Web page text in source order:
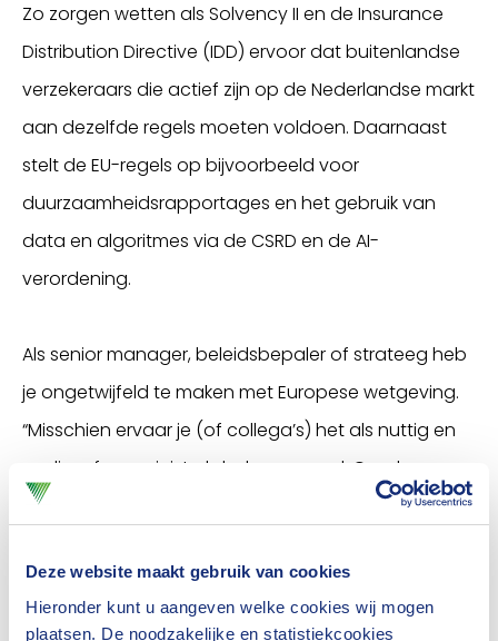
Deze website maakt gebruik van cookies
Hieronder kunt u aangeven welke cookies wij mogen
plaatsen. De noodzakelijke en statistiekcookies
Zo zorgen wetten als Solvency II en de Insurance
Distribution Directive (IDD) ervoor dat buitenlandse
verzekeraars die actief zijn op de Nederlandse markt
aan dezelfde regels moeten voldoen. Daarnaast
stelt de EU-regels op bijvoorbeeld voor
duurzaamheidsrapportages en het gebruik van
data en algoritmes via de CSRD en de AI-
verordening.
Als senior manager, beleidsbepaler of strateeg heb
je ongetwijfeld te maken met Europese wetgeving.
“Misschien ervaar je (of collega’s) het als nuttig en
nodig, of soms juist als belemmerend. Om de
afstand tussen Brussel en jouw bedrijf te verkleinen,
Bruxelles”, legt Lieke Hoomans, manager Insurance
Academy van het Verbond, uit.